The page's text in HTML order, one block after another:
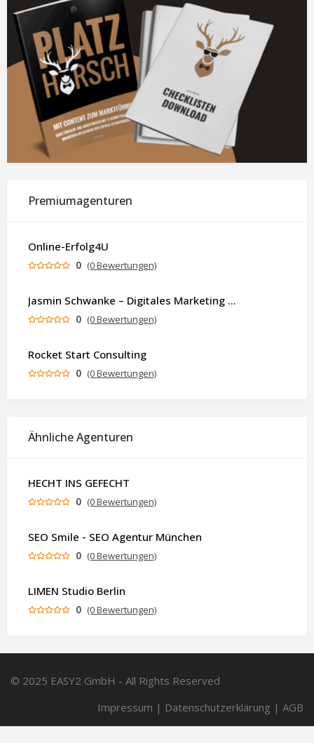
Premiumagenturen
Online-Erfolg4U
0 (0 Bewertungen)
Jasmin Schwanke – Digitales Marketing & KI-gestützte Contenterstellung
0 (0 Bewertungen)
Rocket Start Consulting
0 (0 Bewertungen)
Ähnliche Agenturen
HECHT INS GEFECHT
0 (0 Bewertungen)
SEO Smile - SEO Agentur München
0 (0 Bewertungen)
LIMEN Studio Berlin
0 (0 Bewertungen)
© 2025 EASY2 GmbH - All Rights Reserved
Impressum | Datenschutzerklärung | AGB